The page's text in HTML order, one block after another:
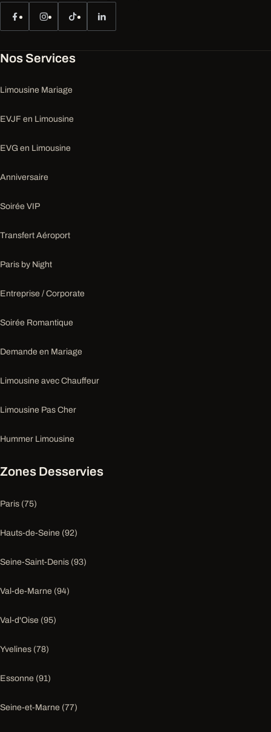
Nos Services
Limousine Mariage
EVJF en Limousine
EVG en Limousine
Anniversaire
Soirée VIP
Transfert Aéroport
Paris by Night
Entreprise / Corporate
Soirée Romantique
Demande en Mariage
Limousine avec Chauffeur
Limousine Pas Cher
Hummer Limousine
Zones Desservies
Paris (75)
Hauts-de-Seine (92)
Seine-Saint-Denis (93)
Val-de-Marne (94)
Val-d'Oise (95)
Yvelines (78)
Essonne (91)
Seine-et-Marne (77)